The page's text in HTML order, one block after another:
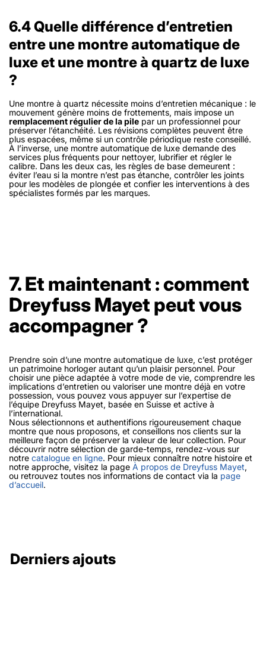
6.4 Quelle différence d’entretien
entre une montre automatique de
luxe et une montre à quartz de luxe
?
Une montre à quartz nécessite moins d’entretien mécanique : le
mouvement génère moins de frottements, mais impose un
remplacement régulier de la pile par un professionnel pour
préserver l’étanchéité. Les révisions complètes peuvent être
plus espacées, même si un contrôle périodique reste conseillé.
À l’inverse, une montre automatique de luxe demande des
services plus fréquents pour nettoyer, lubrifier et régler le
calibre. Dans les deux cas, les règles de base demeurent :
éviter l’eau si la montre n’est pas étanche, contrôler les joints
pour les modèles de plongée et confier les interventions à des
spécialistes formés par les marques.
7. Et maintenant : comment
Dreyfuss Mayet peut vous
accompagner ?
Prendre soin d’une montre automatique de luxe, c’est protéger
un patrimoine horloger autant qu’un plaisir personnel. Pour
choisir une pièce adaptée à votre mode de vie, comprendre les
implications d’entretien ou valoriser une montre déjà en votre
possession, vous pouvez vous appuyer sur l’expertise de
l’équipe Dreyfuss Mayet, basée en Suisse et active à
l’international.
Nous sélectionnons et authentifions rigoureusement chaque
montre que nous proposons, et conseillons nos clients sur la
meilleure façon de préserver la valeur de leur collection. Pour
découvrir notre sélection de garde-temps, rendez-vous sur
notre catalogue en ligne. Pour mieux connaître notre histoire et
notre approche, visitez la page À propos de Dreyfuss Mayet,
ou retrouvez toutes nos informations de contact via la page
d’accueil.
Derniers ajouts